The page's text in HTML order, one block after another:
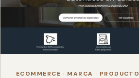
ECOMMERCE · MARCA · PRODUCTO